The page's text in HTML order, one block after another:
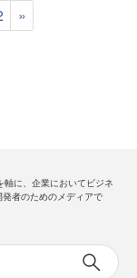
»
軸に、企業においてビジネ
者のためのメディアで